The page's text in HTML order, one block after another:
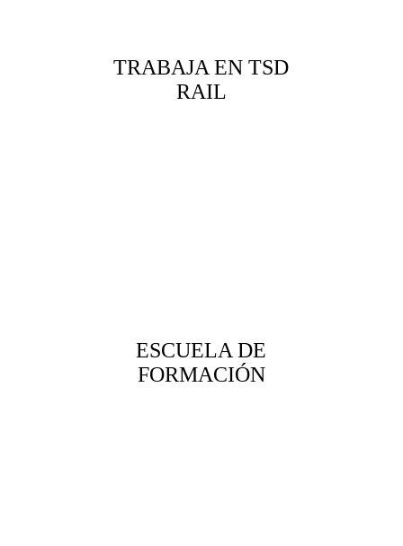
TRABAJA EN TSD
RAIL
ESCUELA DE
FORMACIÓN